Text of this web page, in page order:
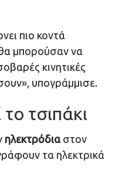
πιο κοντά
μπορούσαν να
κινητικές
υπογράμμισε.
τσιπάκι
ηλεκτρόδια στον
τα ηλεκτρικά